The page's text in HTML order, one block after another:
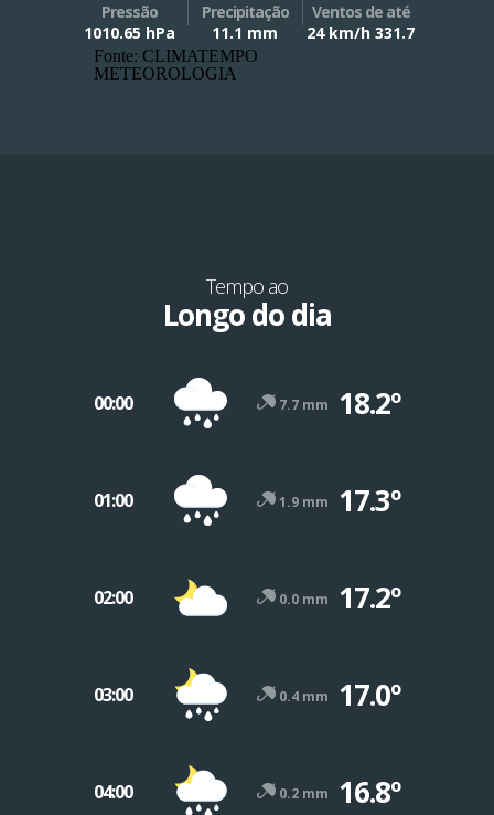
Pressão
1010.65 hPa
Precipitação
11.1 mm
Ventos de até
24 km/h 331.7
Fonte: CLIMATEMPO
METEOROLOGIA
Tempo ao
Longo do dia
00:00 7.7 mm 18.2º
01:00 1.9 mm 17.3º
02:00 0.0 mm 17.2º
03:00 0.4 mm 17.0º
04:00 0.2 mm 16.8º